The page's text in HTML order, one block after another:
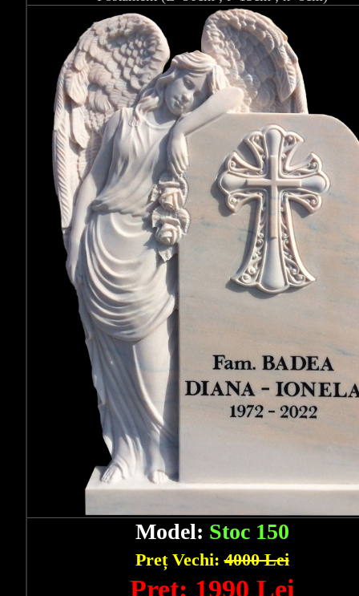
Model: Stoc 150
Preț Vechi:4000 Lei
Preț: 1990 Lei